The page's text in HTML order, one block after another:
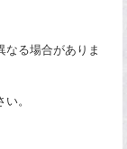
る場合がありま
。